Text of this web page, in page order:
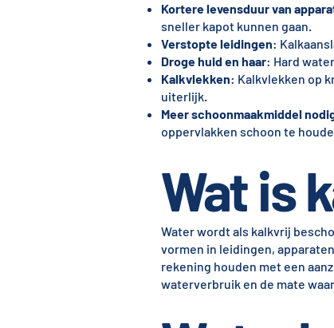
Kortere levensduur van
sneller kapot kunnen gaan.
Verstopte leidingen:
Droge huid en haar: Hard
Kalkvlekken: Kalkvlekken op
uiterlijk.
Meer schoonmaakmiddel
oppervlakken schoon te
Wat is
Water wordt als kalkvrij
vormen in leidingen,
rekening houden met een
waterverbruik en de mate